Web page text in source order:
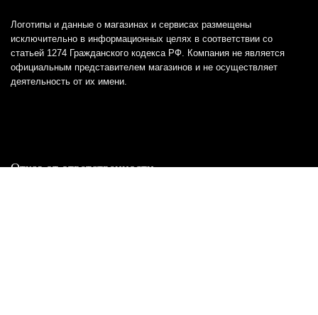
Логотипы и данные о магазинах и сервисах размещены
исключительно в информационных целях в соответствии со
статьей 1274 Гражданского кодекса РФ. Компания не является
официальным представителем магазинов и не осуществляет
деятельность от их имени.
Отказ от ответственности